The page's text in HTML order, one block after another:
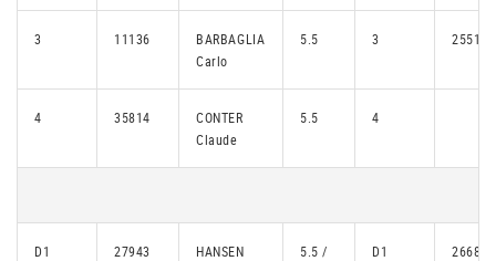
3 11136
BARBAGLIA
Carlo
5.5 3 25516
4 35814
CONTER
Claude
5.5 4
D1 27943
HANSEN
5.5 /
D1 26681